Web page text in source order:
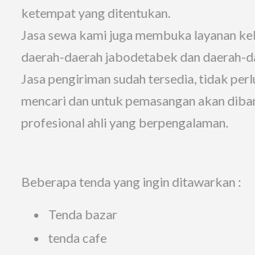
ketempat yang ditentukan.
Jasa sewa kami juga membuka layanan
daerah-daerah jabodetabek dan daerah-
Jasa pengiriman sudah tersedia, tidak
mencari dan untuk pemasangan akan
profesional ahli yang berpengalaman.
Beberapa tenda yang ingin ditawarkan :
Tenda bazar
tenda cafe